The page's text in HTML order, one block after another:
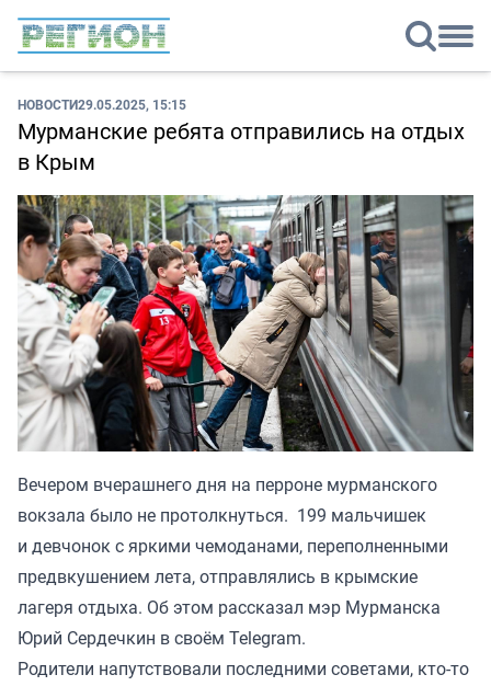
НОВОСТИ29.05.2025, 15:15
Мурманские ребята отправились на отдых
в Крым
Вечером вчерашнего дня на перроне мурманского
вокзала было не протолкнуться. 199 мальчишек
и девчонок с яркими чемоданами, переполненными
предвкушением лета, отправлялись в крымские
лагеря отдыха. Об этом рассказал мэр Мурманска
Юрий Сердечкин в своём Telegram.
Родители напутствовали последними советами, кто-то